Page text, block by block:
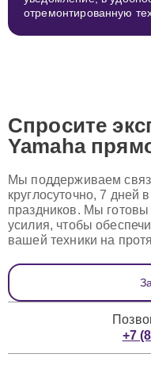
отремонтированную
Спросите
Yamaha
Мы поддерживаем
круглосуточно, 7 дней
праздников. Мы
усилия, чтобы
вашей техники на
+7